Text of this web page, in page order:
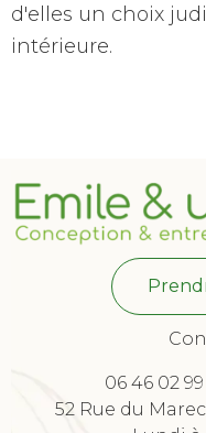
d'elles un choix
intérieure.
06 46 02
52 Rue du